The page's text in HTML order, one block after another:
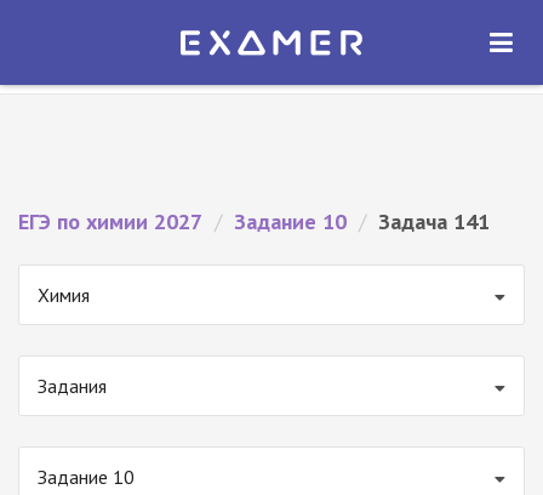
Экзамер — ЕГЭ 2027
ОТКРЫТЬ
ЕГЭ по химии 2027 / Задание 10 / Задача 141
Химия
Задания
Задание 10